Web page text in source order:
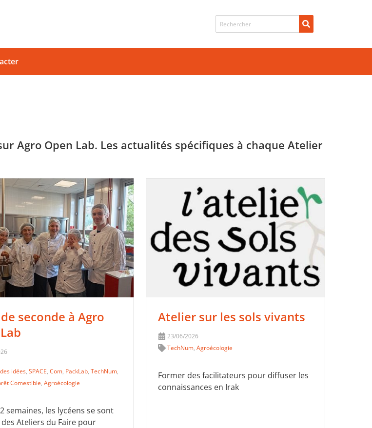
Recherche de
Agro Open Lab. Les actualités spécifiques à chaque Atelier
seconde à Agro
idées, SPACE, Com, PackLab, TechNum,
Comestible, Agroécologie
semaines, les lycéens se sont
Ateliers du Faire pour
Atelier sur les sols vivants
23/06/2026
TechNum,Agroécologie
Former des facilitateurs pour diffuser les
connaissances en Irak